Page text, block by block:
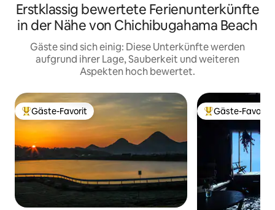
Erstklassig bewertete Ferienunterkünfte
in der Nähe von Chichibugahama Beach
Gäste sind sich einig: Diese Unterkünfte werden
aufgrund ihrer Lage, Sauberkeit und weiteren
Aspekten hoch bewertet.
Beliebter Gäste-Favorit.
Gäste-Favorit Beliebter Gäste-
Gäste-Favorit